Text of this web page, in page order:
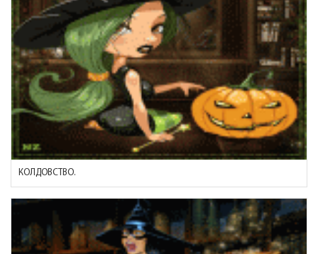
КОЛДОВСТВО.